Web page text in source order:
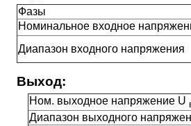
Фазы
Номинальное входное
Диапазон входного напряжения
Выход:
Ном. выходное напряжение U
Диапазон выходного